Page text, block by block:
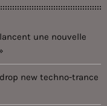
une nouvelle
new techno-trance